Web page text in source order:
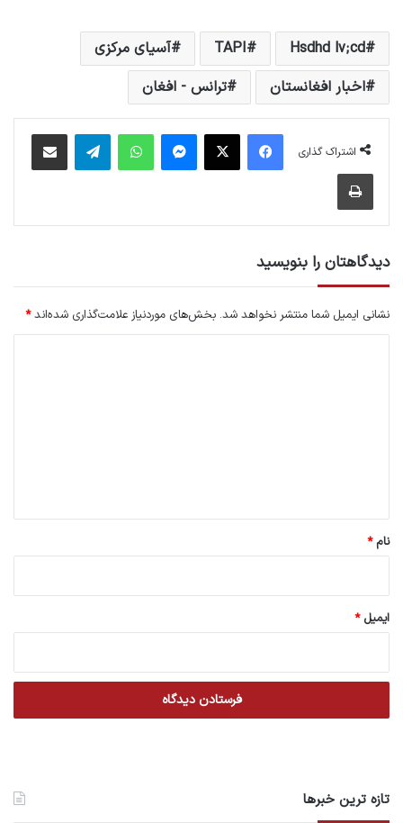
Hsdhd lv;cd
TAPI
آسیای مرکزی
اخبار افغانستان
ترانس - افغان
اشتراک گذاری
فیس بوک X پیام رسان واتس آپ تلگرام اشتراک گذاری از طریق ایمیل
چاپ
دیدگاهتان را بنویسید
نشانی ایمیل شما منتشر نخواهد شد. بخش‌های موردنیاز علامت‌گذاری شده‌اند*
نام*
ایمیل*
تازه ترین خبرها